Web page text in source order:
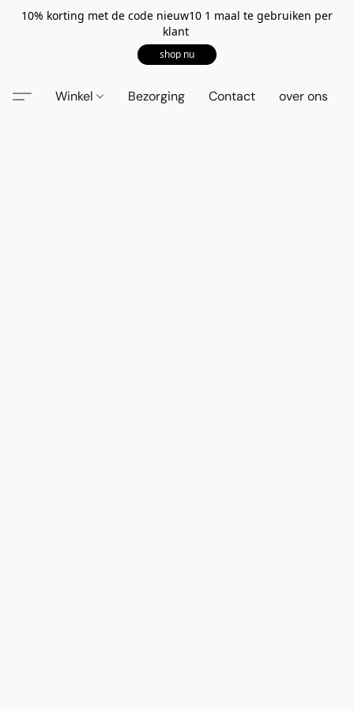
10% korting met de code nieuw10 1 maal te gebruiken per
klant
shop nu
Winkel Bezorging Contact over ons